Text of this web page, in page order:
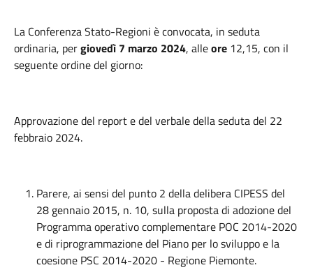
La Conferenza Stato-Regioni è convocata, in seduta
ordinaria, pergiovedì 7 marzo 2024, alleore 12,15, con il
seguente ordine del giorno:
Approvazione del report e del verbale della seduta del 22
febbraio 2024.
Parere, ai sensi del punto 2 della delibera CIPESS del
28 gennaio 2015, n. 10, sulla proposta di adozione del
Programma operativo complementare POC 2014-2020
e di riprogrammazione del Piano per lo sviluppo e la
coesione PSC 2014-2020 - Regione Piemonte.